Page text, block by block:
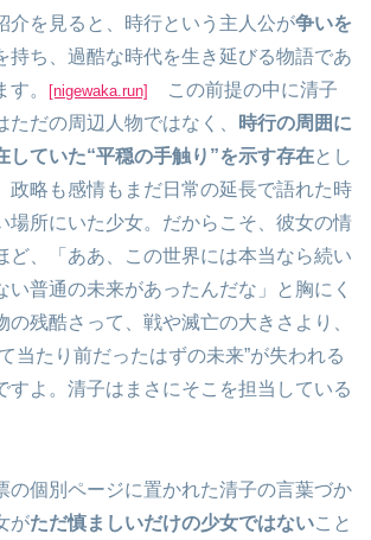
介を見ると、時行という主人公が争いを
持ち、過酷な時代を生き延びる物語であ
。
[nigewaka.run]
この前提の中に清子
ただの周辺人物ではなく、
時行の周囲に
していた“平穏の手触り”を示す存在とし
政略も感情もまだ日常の延長で語れた時
場所にいた少女。だからこそ、彼女の情
ど、「ああ、この世界には本当なら続い
い普通の未来があったんだな」と胸にく
の残酷さって、戦や滅亡の大きさより、
当たり前だったはずの未来”が失われる
すよ。清子はまさにそこを担当している
の個別ページに置かれた清子の言葉づか
がただ慎ましいだけの少女ではないこと